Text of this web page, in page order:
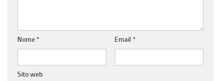
Nome* Email *
Sito web